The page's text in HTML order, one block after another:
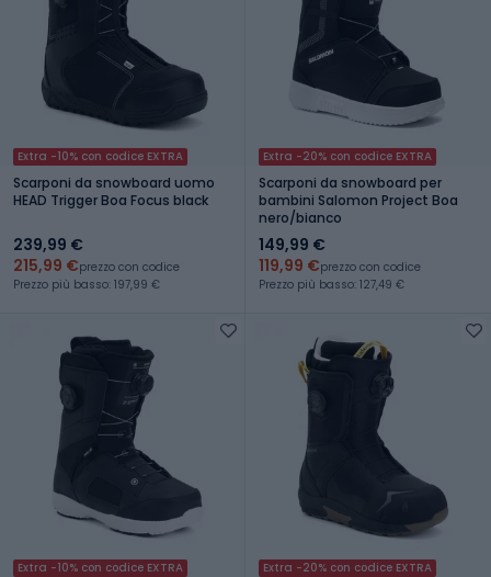
Extra -10% con codice EXTRA
Scarponi da snowboard uomo
HEAD Trigger Boa Focus black
239,99 €
215,99 €prezzo con codice
Prezzo più basso: 197,99 €
Extra -20% con codice EXTRA
Scarponi da snowboard per
bambini Salomon Project Boa
nero/bianco
149,99 €
119,99 €prezzo con codice
Prezzo più basso: 127,49 €
Extra -10% con codice EXTRA Extra -20% con codice EXTRA